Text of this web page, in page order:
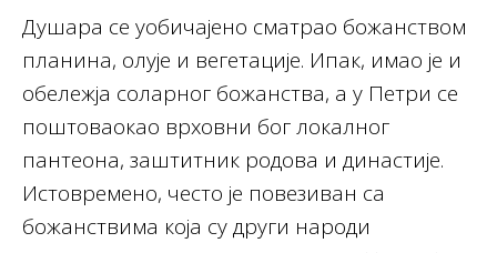
Душара се уобичајено сматрао божанством
планина, олује и вегетације. Ипак, имао је и
обележја соларног божанства, а у Петри се
поштоваокао врховни бог локалног
пантеона, заштитник родова и династије.
Истовремено, често је повезиван са
божанствима која су други народи